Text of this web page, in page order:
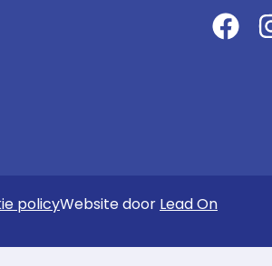
policyWebsite door Lead On